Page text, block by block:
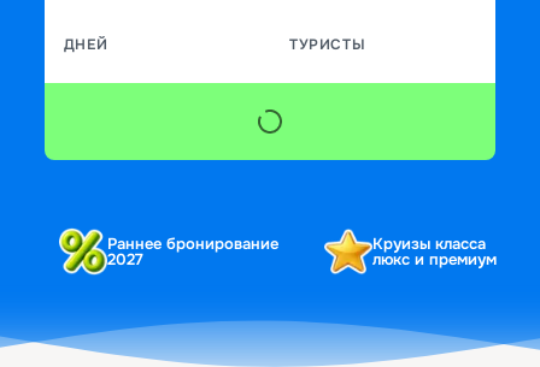
ДНЕЙ ТУРИСТЫ
Раннее бронирование
2027
Круизы класса
люкс и премиум